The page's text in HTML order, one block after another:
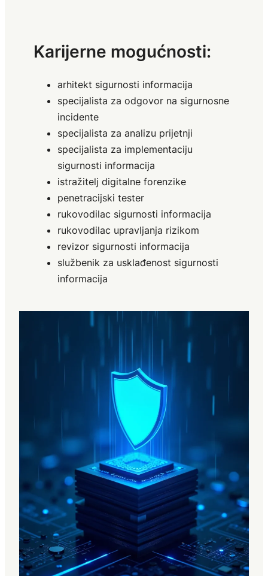
Karijerne mogućnosti:
arhitekt sigurnosti informacija
specijalista za odgovor na sigurnosne
incidente
specijalista za analizu prijetnji
specijalista za implementaciju
sigurnosti informacija
istražitelj digitalne forenzike
penetracijski tester
rukovodilac sigurnosti informacija
rukovodilac upravljanja rizikom
revizor sigurnosti informacija
službenik za usklađenost sigurnosti
informacija